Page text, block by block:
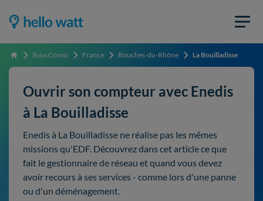
Accueil Suivi Conso France Bouches-du-Rhône La Bouilladisse
Ouvrir son compteur avec Enedis
à La Bouilladisse
Enedis à La Bouilladisse ne réalise pas les mêmes
missions qu'EDF. Découvrez dans cet article ce que
fait le gestionnaire de réseau et quand vous devez
avoir recours à ses services - comme lors d'une panne
ou d'un déménagement.